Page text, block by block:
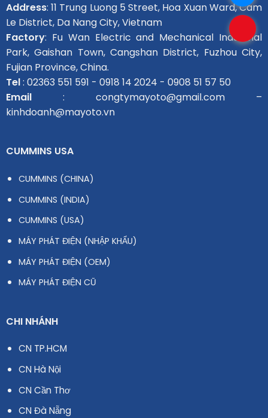
Address: 11 Trung Luong 5 Street, Hoa Xuan Ward, Cam
Le District, Da Nang City, Vietnam
Factory: Fu Wan Electric and Mechanical Industrial
Park, Gaishan Town, Cangshan District, Fuzhou City,
Fujian Province, China.
Tel: 02363 551 591 - 0918 14 2024 - 0908 51 57 50
Email: congtymayoto@gmail.com –
kinhdoanh@mayoto.vn
CUMMINS USA
CUMMINS (CHINA)
CUMMINS (INDIA)
CUMMINS (USA)
MÁY PHÁT ĐIỆN (NHẬP KHẨU)
MÁY PHÁT ĐIỆN (OEM)
MÁY PHÁT ĐIỆN CŨ
CHI NHÁNH
CN TP.HCM
CN Hà Nội
CN Cần Thơ
CN Đà Nẵng